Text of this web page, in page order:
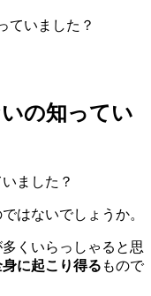
ていました？
の知ってい
はないでしょうか。
くいらっしゃると思
に起こり得る もので